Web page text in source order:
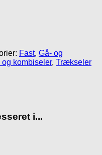
Fast, Gå- og
og kombiseler, Trækseler
i...